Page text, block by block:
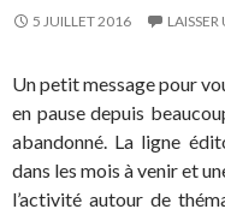
5 JUILLET 2016
Un petit message pour
en pause depuis
abandonné. La ligne
dans les mois à venir et
l’activité autour de